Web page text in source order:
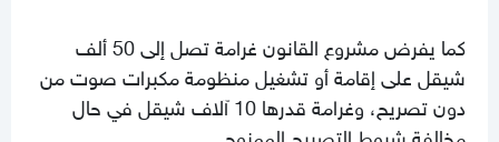
كما يفرض مشروع القانون غرامة تصل إلى 50 ألف
شيقل على إقامة أو تشغيل منظومة مكبرات صوت من
دون تصريح، وغرامة قدرها 10 آلاف شيقل في حال
مخالفة شروط التصريح الممنوح.